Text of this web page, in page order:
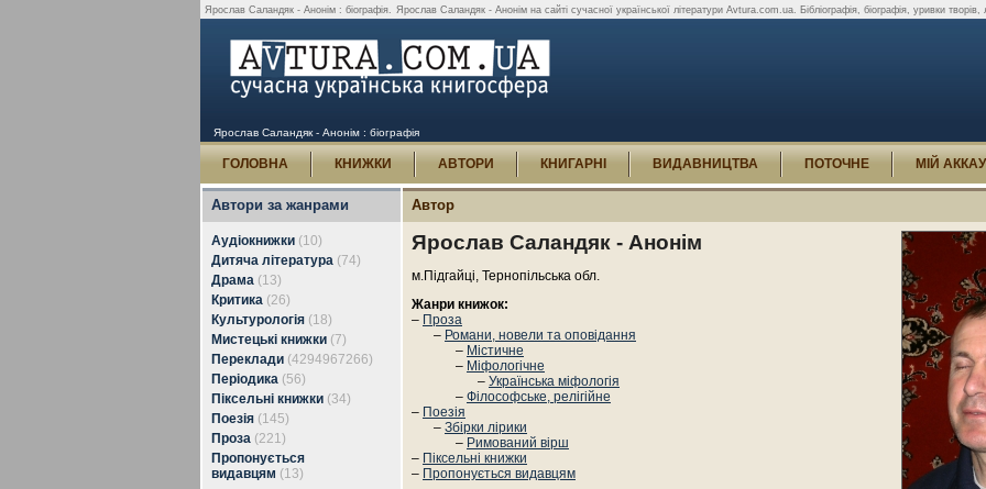
Ярослав Саландяк - Анонім : біографія. Ярослав Саландяк - Анонім на сайті сучасної української літератури Avtura.com.ua. Бібліографія, біографія, уривки творів,
Ярослав Саландяк - Анонім : біографія
ГОЛОВНА КНИЖКИ АВТОРИ КНИГАРНІ ВИДАВНИЦТВА ПОТОЧНЕ МІЙ
Автори за жанрами
Аудіокнижки (10)
Дитяча література (74)
Драма (13)
Критика (26)
Культурологія (18)
Мистецькі книжки (7)
Переклади (4294967266)
Періодика (56)
Піксельні книжки (34)
Поезія (145)
Проза (221)
Пропонується
видавцям (13)
Автор
Ярослав Саландяк - Анонім
м.Підгайці, Тернопільська обл.
Жанри книжок:
– Проза
– Романи, новели та оповідання
– Містичне
– Міфологічне
– Українська міфологія
– Філософське, релігійне
– Поезія
– Збірки лірики
– Римований вірш
– Піксельні книжки
– Пропонується видавцям